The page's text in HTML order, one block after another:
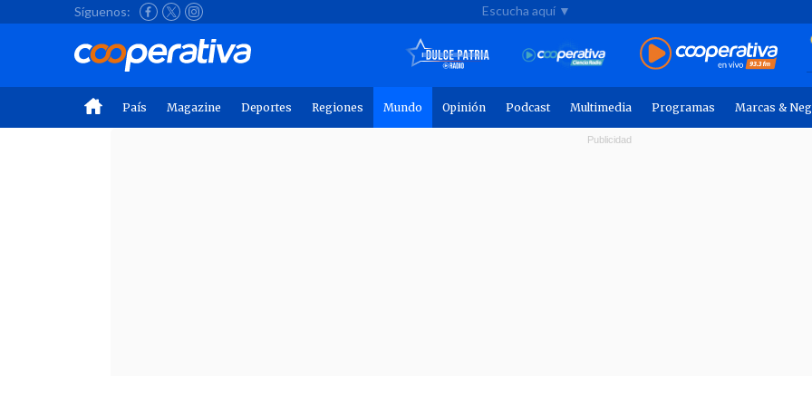
Síguenos: Escucha aquí ▼
País Magazine Deportes Regiones Mundo Opinión Podcast Multimedia Programas Marcas &